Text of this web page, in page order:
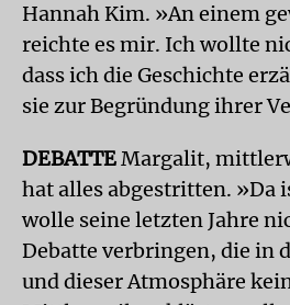
Hannah Kim. »An einem
reichte es mir. Ich wollte
dass ich die Geschichte
sie zur Begründung ihrer
DEBATTEMargalit,
hat alles abgestritten. »Da
wolle seine letzten Jahre
Debatte verbringen, die in
und dieser Atmosphäre